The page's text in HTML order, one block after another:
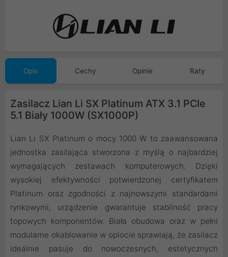
Opis Cechy Opinie Raty
Zasilacz Lian Li SX Platinum ATX 3.1 PCIe
5.1 Biały 1000W (SX1000P)
Lian Li SX Platinum o mocy 1000 W to zaawansowana
jednostka zasilająca stworzona z myślą o najbardziej
wymagających zestawach komputerowych. Dzięki
wysokiej efektywności potwierdzonej certyfikatem
Platinum oraz zgodności z najnowszymi standardami
rynkowymi, urządzenie gwarantuje stabilność pracy
topowych komponentów. Biała obudowa oraz w pełni
modularne okablowanie w oplocie sprawiają, że zasilacz
idealnie pasuje do nowoczesnych, estetycznych